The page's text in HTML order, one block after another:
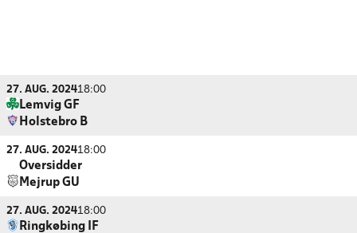
27. AUG. 202418:00
Lemvig GF
Holstebro B
27. AUG. 202418:00
Oversidder
Mejrup GU
27. AUG. 202418:00
Ringkøbing IF